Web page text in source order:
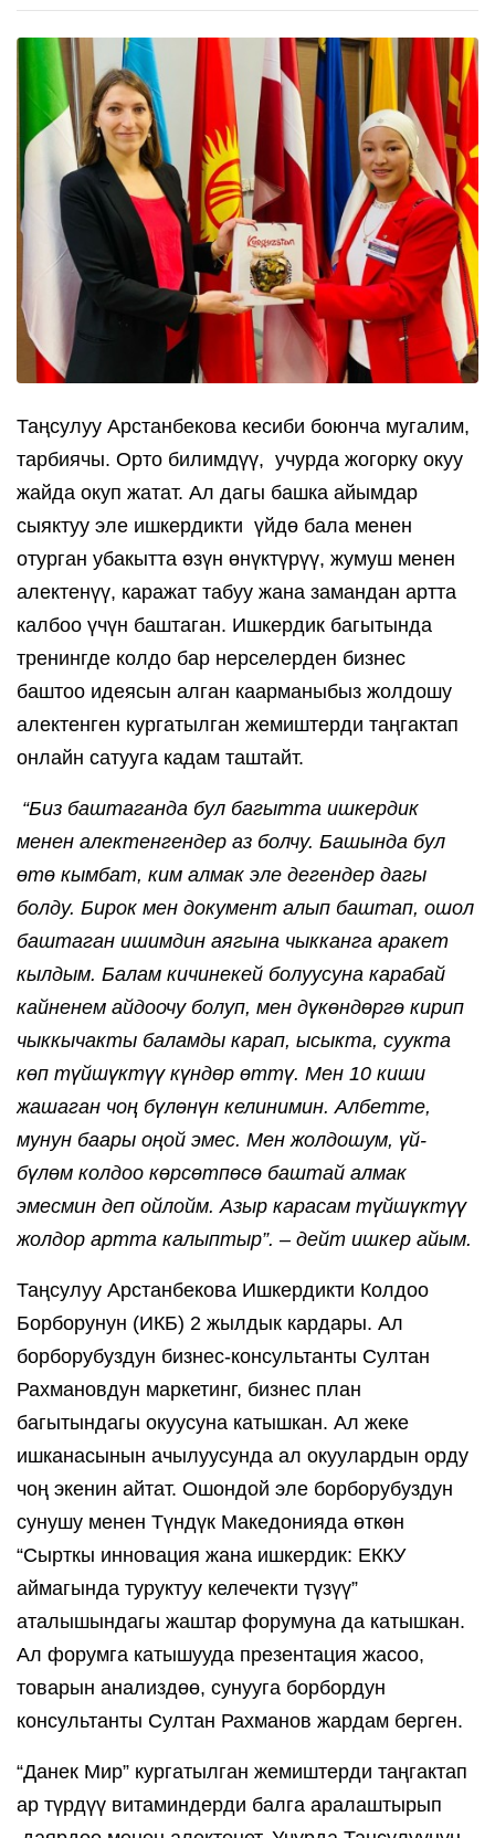
Таңсулуу Арстанбекова кесиби боюнча мугалим,
тарбиячы. Орто билимдүү,  учурда жогорку окуу
жайда окуп жатат. Ал дагы башка айымдар
сыяктуу эле ишкердикти  үйдө бала менен
отурган убакытта өзүн өнүктүрүү, жумуш менен
алектенүү, каражат табуу жана замандан артта
калбоо үчүн баштаган. Ишкердик багытында
тренингде колдо бар нерселерден бизнес
баштоо идеясын алган каарманыбыз жолдошу
алектенген кургатылган жемиштерди таңгактап
онлайн сатууга кадам таштайт.
“Биз баштаганда бул багытта ишкердик
менен алектенгендер аз болчу. Башында бул
өтө кымбат, ким алмак эле дегендер дагы
болду. Бирок мен документ алып баштап, ошол
баштаган ишимдин аягына чыкканга аракет
кылдым. Балам кичинекей болуусуна карабай
кайненем айдоочу болуп, мен дүкөндөргө кирип
чыккычакты баламды карап, ысыкта, суукта
көп түйшүктүү күндөр өттү. Мен 10 киши
жашаган чоң бүлөнүн келинимин. Албетте,
мунун баары оңой эмес. Мен жолдошум, үй-
бүлөм колдоо көрсөтпөсө баштай алмак
эмесмин деп ойлойм. Азыр карасам түйшүктүү
жолдор артта калыптыр”. – дейт ишкер айым.
Таңсулуу Арстанбекова Ишкердикти Колдоо
Борборунун (ИКБ) 2 жылдык кардары. Ал
борборубуздун бизнес-консультанты Султан
Рахмановдун маркетинг, бизнес план
багытындагы окуусуна катышкан. Ал жеке
ишканасынын ачылуусунда ал окуулардын орду
чоң экенин айтат. Ошондой эле борборубуздун
сунушу менен Түндүк Македонияда өткөн
“Сырткы инновация жана ишкердик: ЕККУ
аймагында туруктуу келечекти түзүү”
аталышындагы жаштар форумуна да катышкан.
Ал форумга катышууда презентация жасоо,
товарын анализдөө, сунууга борбордун
консультанты Султан Рахманов жардам берген.
“Данек Мир” кургатылган жемиштерди таңгактап
ар түрдүү витаминдерди балга аралаштырып